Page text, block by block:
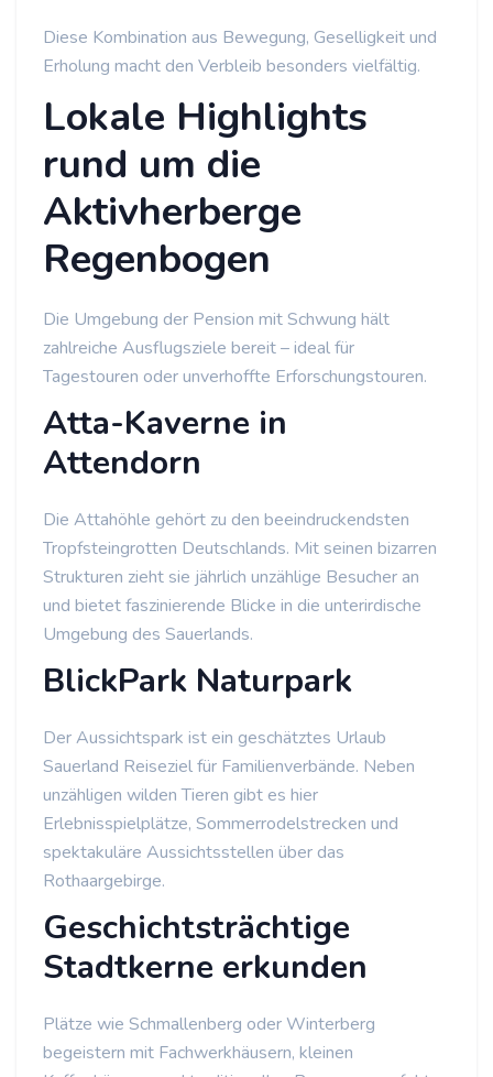
Diese Kombination aus Bewegung, Geselligkeit und
Erholung macht den Verbleib besonders vielfältig.
Lokale Highlights
rund um die
Aktivherberge
Regenbogen
Die Umgebung der Pension mit Schwung hält
zahlreiche Ausflugsziele bereit – ideal für
Tagestouren oder unverhoffte Erforschungstouren.
Atta-Kaverne in
Attendorn
Die Attahöhle gehört zu den beeindruckendsten
Tropfsteingrotten Deutschlands. Mit seinen bizarren
Strukturen zieht sie jährlich unzählige Besucher an
und bietet faszinierende Blicke in die unterirdische
Umgebung des Sauerlands.
BlickPark Naturpark
Der Aussichtspark ist ein geschätztes Urlaub
Sauerland Reiseziel für Familienverbände. Neben
unzähligen wilden Tieren gibt es hier
Erlebnisspielplätze, Sommerrodelstrecken und
spektakuläre Aussichtsstellen über das
Rothaargebirge.
Geschichtsträchtige
Stadtkerne erkunden
Plätze wie Schmallenberg oder Winterberg
begeistern mit Fachwerkhäusern, kleinen